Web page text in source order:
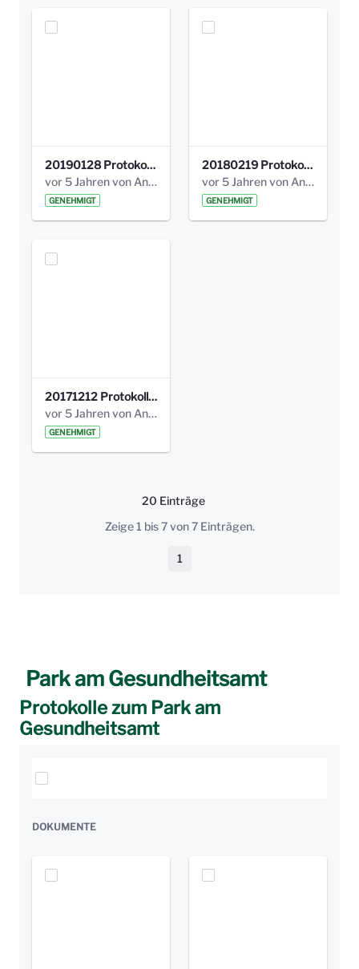
20190128 Protokoll der Projektgruppe Olgäle.pdf
vor 5 Jahren von Anni Schlumberger
GENEHMIGT
20180219 Protokoll der Projektgruppe Olgaele2012.pdf
vor 5 Jahren von Anni Schlumberger
GENEHMIGT
20171212 Protokoll-Klettergerüst-3b-neu-.pdf
vor 5 Jahren von Anni Schlumberger
GENEHMIGT
20 Einträge
Pro Seite
Zeige 1 bis 7 von 7 Einträgen.
Seite
1
Park am Gesundheitsamt
Protokolle zum Park am
Gesundheitsamt
Elemente auswählen
DOKUMENTE